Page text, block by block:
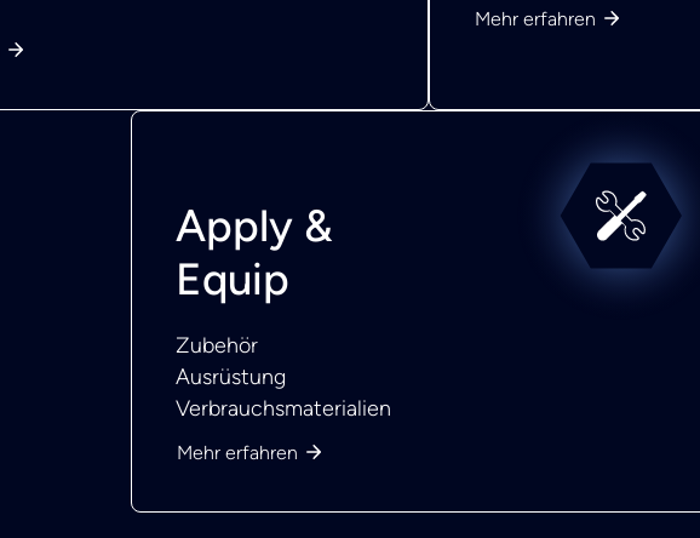
Mehr erfahren
Apply &
Equip
Zubehör
Ausrüstung
Verbrauchsmaterialien
Mehr erfahren